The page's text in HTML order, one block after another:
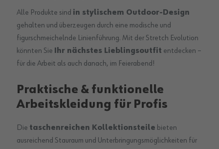
Alle Produkte sind in stylischem Outdoor-Design
gehalten und überzeugen durch eine modische und
figurschmeichelnde Linienführung. Mit der Stretch Evolution
könnten Sie Ihr nächstes Lieblingsoutfit entdecken –
für die Arbeit als auch danach, im Feierabend!
Praktische & funktionelle
Arbeitskleidung für Profis
Die taschenreichen Kollektionsteile bieten
ausreichend Stauraum und Unterbringungsmöglichkeiten für